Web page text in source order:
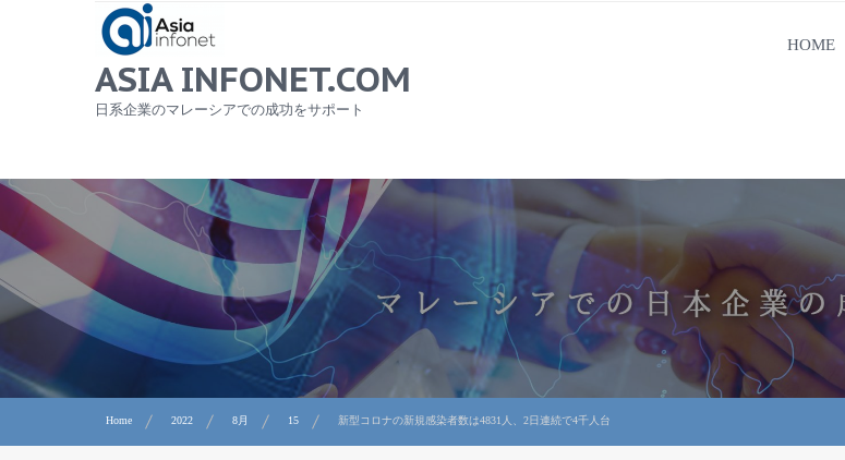
ASIA INFONET.COM
日系企業のマレーシアでの成功をサポート
HOME
Home 2022 8月 15 新型コロナの新規感染者数は4831人、2日連続で4千人台